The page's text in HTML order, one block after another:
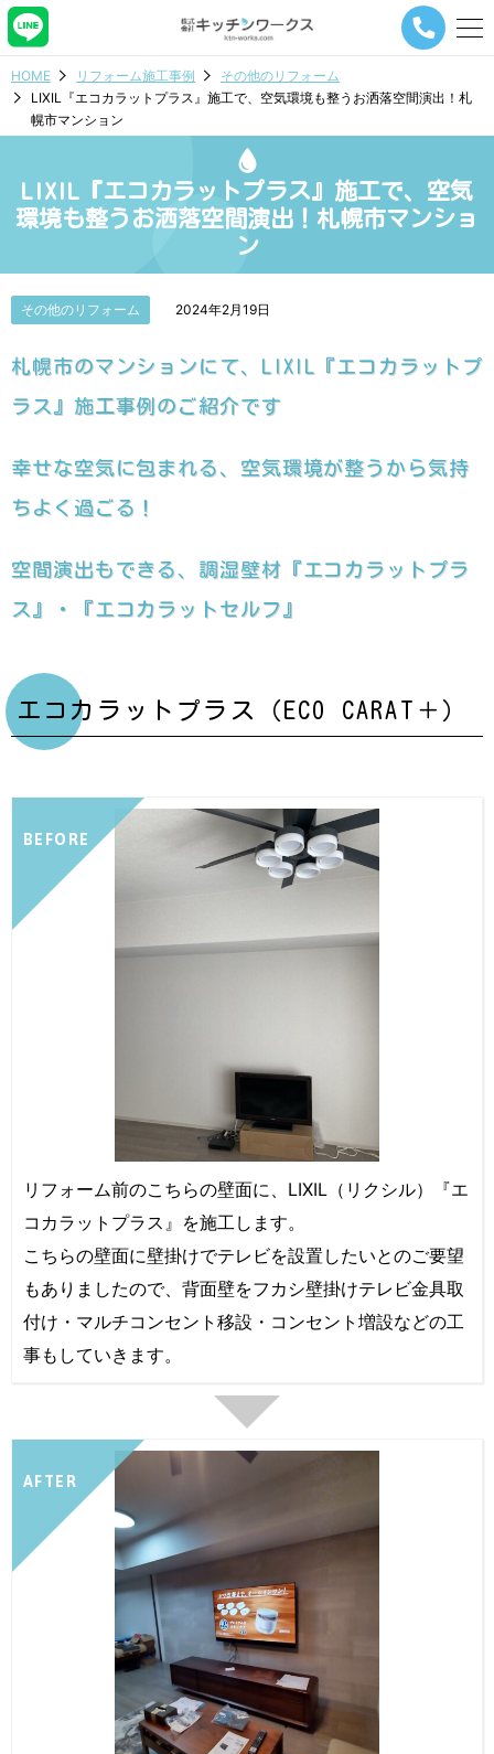
メ
ビ
シ
ョ
タ
HOME リフォーム施工事例
その他のリフォーム
LIXIL『エコカラットプラス』施工で、空気環境も整うお洒落空間演出！札
幌市マンション
LIXIL『エコカラットプラス』施工で、空気
環境も整うお洒落空間演出！札幌市マンショ
ン
その他のリフォーム 2024年2月19日
札幌市のマンションにて、LIXIL『エコカラットプ
ラス』施工事例のご紹介です
幸せな空気に包まれる、空気環境が整うから気持
ちよく過ごる！
空間演出もできる、調湿壁材『エコカラットプラ
ス』・『エコカラットセルフ』
エコカラットプラス（ECO CARAT＋）
BEFORE
リフォーム前のこちらの壁面に、LIXIL（リクシル）『エ
コカラットプラス』を施工します。
こちらの壁面に壁掛けでテレビを設置したいとのご要望
もありましたので、背面壁をフカシ壁掛けテレビ金具取
付け・マルチコンセント移設・コンセント増設などの工
事もしていきます。
AFTER